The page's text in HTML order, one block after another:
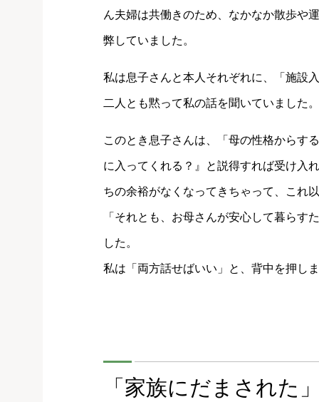
ん夫婦は共働きのため、なかなか散歩や
弊していました。
私は息子さんと本人それぞれに、「施設
二人とも黙って私の話を聞いていました。
このとき息子さんは、「母の性格からす
に入ってくれる？』と説得すれば受け入
ちの余裕がなくなってきちゃって、これ
「それとも、お母さんが安心して暮らす
した。
私は「両方話せばいい」と、背中を押し
「家族にだまされた